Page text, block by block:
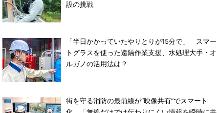
設の挑戦
「半日かかっていたやりとりが15分で」 スマー
トグラスを使った遠隔作業支援、水処理大手・オ
ルガノの活用法は？
街を守る消防の最前線が“映像共有”でスマート